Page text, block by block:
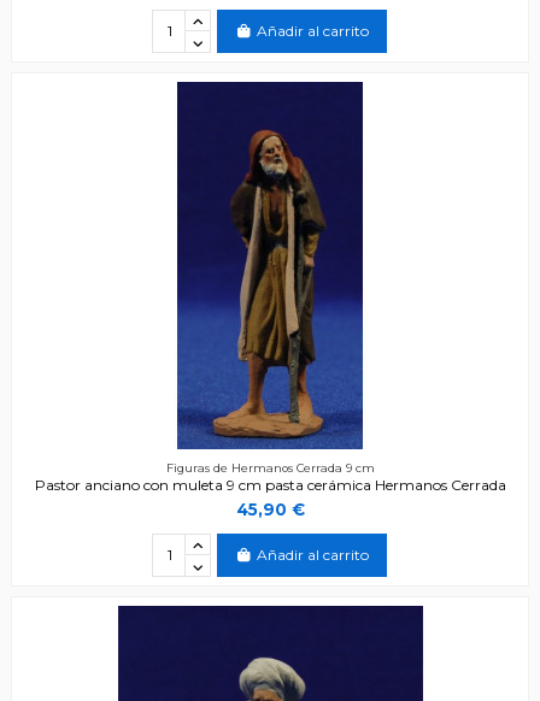
Añadir al carrito
Figuras de Hermanos Cerrada 9 cm
Pastor anciano con muleta 9 cm pasta cerámica Hermanos Cerrada
45,90 €
Añadir al carrito